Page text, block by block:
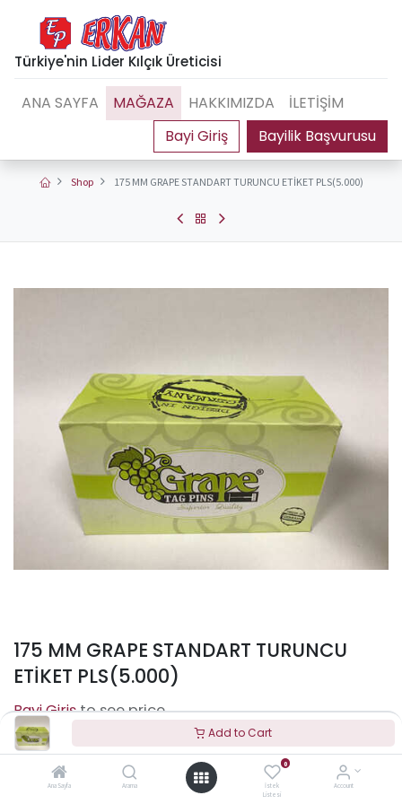
Add to Cart
Ana Sayfa Arama
0
İstek
Listesi
Account
Türkiye'nin Lider Kılçık Üreticisi
Bayilik Başvurusu
ANA SAYFA MAĞAZA HAKKIMIZDA İLETİŞİM
Shop 175 MM GRAPE STANDART TURUNCU ETİKET PLS(5.000)
175 MM GRAPE STANDART TURUNCU
ETİKET PLS(5.000)
to see price
Terms and Conditions